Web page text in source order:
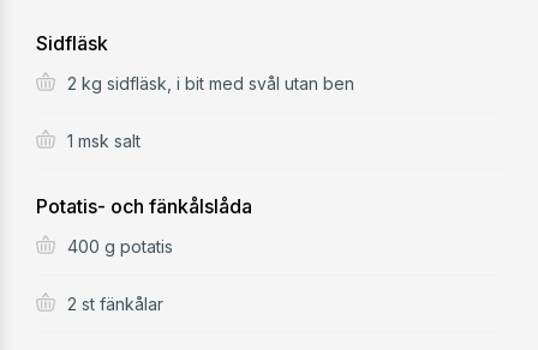
Sidfläsk
2 kg sidfläsk, i bit med svål utan ben
1 msk salt
Potatis- och fänkålslåda
400 g potatis
2 st fänkålar